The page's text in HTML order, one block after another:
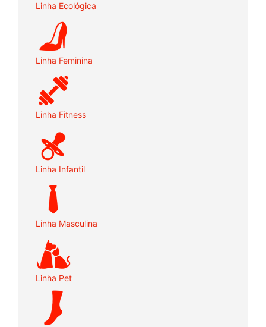
Linha Ecológica
Linha Feminina
Linha Fitness
Linha Infantil
Linha Masculina
Linha Pet